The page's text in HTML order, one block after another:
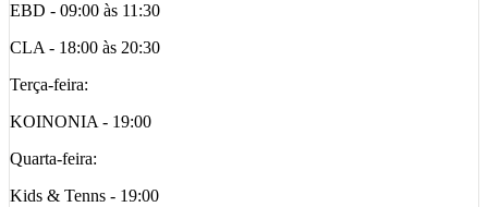
EBD - 09:00 às 11:30
CLA - 18:00 às 20:30
Terça-feira:
KOINONIA - 19:00
Quarta-feira:
Kids & Tenns - 19:00